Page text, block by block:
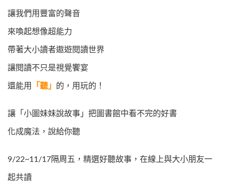
讓我們用豐富的聲音
來喚起想像超能力
帶著大小讀者遨遊閱讀世界
讓閱讀不只是視覺饗宴
還能用 「聽」 的，用玩的！
讓「小圖妹妹說故事」把圖書館中看不完的好書
化成魔法，說給你聽
9/22~11/17隔周五，精選好聽故事，在線上與大小朋友一
起共讀